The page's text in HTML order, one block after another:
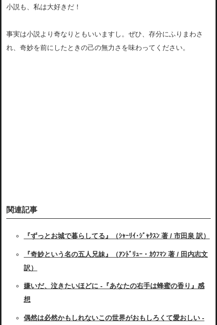
小説も、私は大好きだ！
事実は小説より奇なりともいいますし。ぜひ、存分にふりまわさ
れ、奇妙を前にしたときの己の無力さを味わってください。
関連記事
『ずっとお城で暮らしてる』（ｼｬｰﾘｲ･ｼﾞｬｸｽﾝ 著 / 市田泉 訳）
『奇妙という名の五人兄妹』（ｱﾝﾄﾞﾘｭｰ・ｶｳﾌﾏﾝ 著 / 田内志文
訳）
嫌いだ、泣きたいほどに -『あなたの右手は蜂蜜の香り』感
想
偶然は必然かもしれないこの世界がおもしろくて愛おしい -